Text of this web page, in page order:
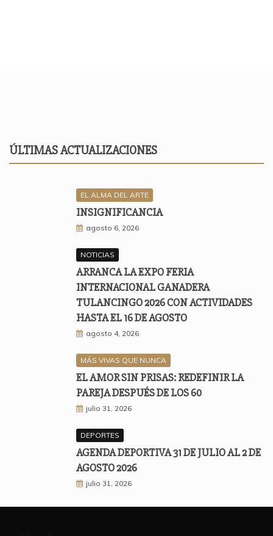
ÚLTIMAS ACTUALIZACIONES
EL ALMA DEL ARTE
INSIGNIFICANCIA
agosto 6, 2026
NOTICIAS
ARRANCA LA EXPO FERIA
INTERNACIONAL GANADERA
TULANCINGO 2026 CON ACTIVIDADES
HASTA EL 16 DE AGOSTO
agosto 4, 2026
MÁS VIVAS QUE NUNCA
EL AMOR SIN PRISAS: REDEFINIR LA
PAREJA DESPUÉS DE LOS 60
julio 31, 2026
DEPORTES
AGENDA DEPORTIVA 31 DE JULIO AL 2 DE
AGOSTO 2026
julio 31, 2026